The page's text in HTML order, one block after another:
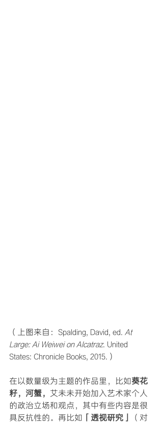
（上图来自：Spalding, David, ed. At
Large: Ai Weiwei on Alcatraz. United
States: Chronicle Books, 2015.）
在以数量级为主题的作品里，比如葵花
籽，河蟹， 艾未未开始加入艺术家个人
的政治立场和观点，其中有些内容是很
具反抗性的。再比如 「透视研究」
（对